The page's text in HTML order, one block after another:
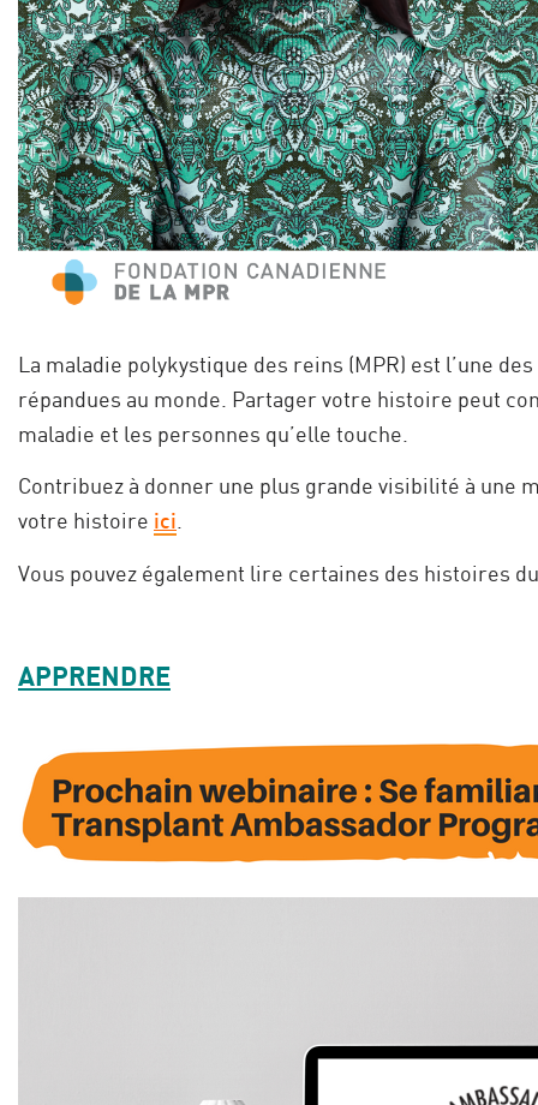
La maladie polykystique des reins (MPR) est l’une
répandues au monde. Partager votre histoire peut
maladie et les personnes qu’elle touche.
Contribuez à donner une plus grande visibilité à une
votre histoire ici
Vous pouvez également lire certaines des histoires
APPRENDRE